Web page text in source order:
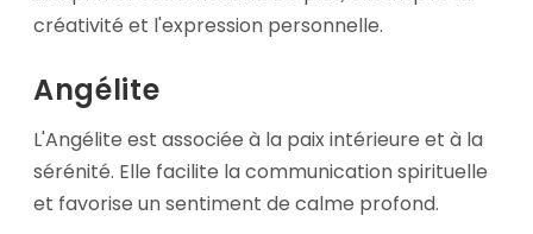
créativité et l'expression personnelle.
Angélite
L'Angélite est associée à la paix intérieure et à la
sérénité. Elle facilite la communication spirituelle
et favorise un sentiment de calme profond.